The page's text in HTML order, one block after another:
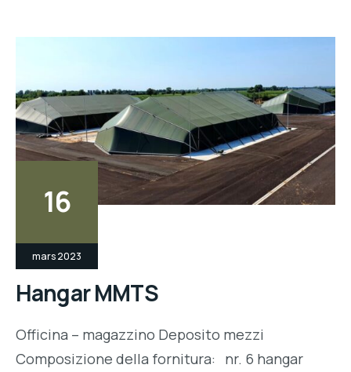
16
mars 2023
Hangar MMTS
Officina – magazzino Deposito mezzi
Composizione della fornitura: nr. 6 hangar